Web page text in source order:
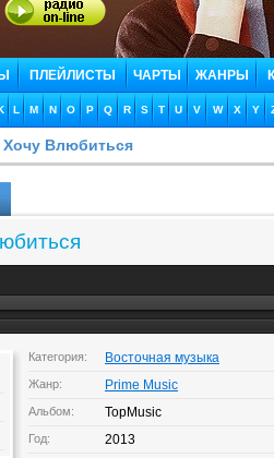
ПЛЕЙЛИСТЫ ЧАРТЫ ЖАНРЫ
L M N O P Q R S T U V W X Y
Хочу Влюбиться
Категория: Восточная музыка
Жанр: Prime Music
Альбом: TopMusic
Год: 2013